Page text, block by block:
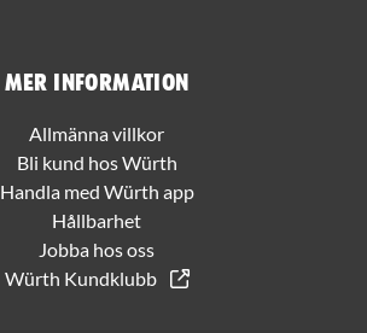
Mer information
Allmänna villkor
Bli kund hos Würth
Handla med Würth app
Hållbarhet
Jobba hos oss
Würth Kundklubb